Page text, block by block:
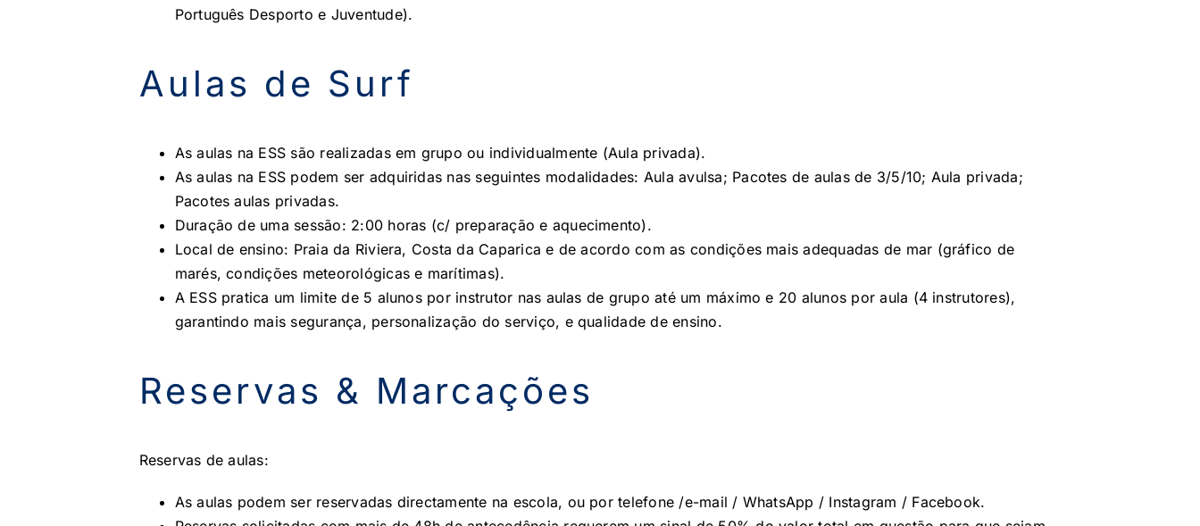
Português Desporto e Juventude).
Aulas de Surf
As aulas na ESS são realizadas em grupo ou individualmente (Aula privada).
As aulas na ESS podem ser adquiridas nas seguintes modalidades: Aula avulsa; Pacotes de aulas de 3/5/10; Aula privada;
Pacotes aulas privadas.
Duração de uma sessão: 2:00 horas (c/ preparação e aquecimento).
Local de ensino: Praia da Riviera, Costa da Caparica e de acordo com as condições mais adequadas de mar (gráfico de
marés, condições meteorológicas e marítimas).
A ESS pratica um limite de 5 alunos por instrutor nas aulas de grupo até um máximo e 20 alunos por aula (4 instrutores),
garantindo mais segurança, personalização do serviço, e qualidade de ensino.
Reservas & Marcações
Reservas de aulas:
As aulas podem ser reservadas directamente na escola, ou por telefone /e-mail / WhatsApp / Instagram / Facebook.